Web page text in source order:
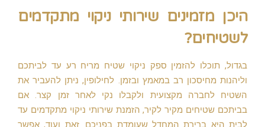
היכן מזמינים שירותי ניקוי מתקדמים
לשטיחים?
בגדול, תוכלו להזמין ספק ניקוי שטיח מריח רע עד לביתכם
וליהנות מחיסכון רב במאמץ ובזמן. לחילופין, ניתן להעביר את
השטיח לחברה מקצועית ולקבלו נקי לאחר זמן קצר. אם
בביתכם שטיחים מקיר לקיר, הזמנת שירותי ניקוי מתקדמים עד
לבית היא ברירת המחדל שעומדת בפניכם. זאת ועוד, אפשר